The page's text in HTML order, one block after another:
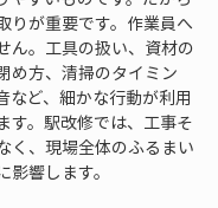
りが重要です。作業員へ
ん。工具の扱い、資材の
め方、清掃のタイミン
など、細かな行動が利用
す。駅改修では、工事そ
く、現場全体のふるまい
響します。